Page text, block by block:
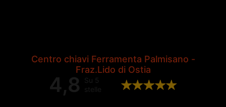
Centro chiavi Ferramenta Palmisano -
Fraz.Lido di Ostia
4,8
Su 5
stelle